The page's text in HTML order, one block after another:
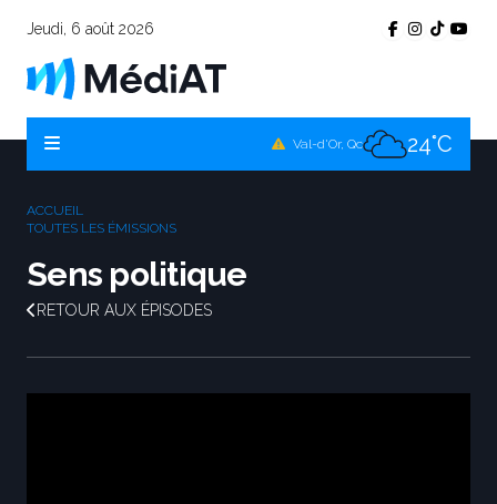
Jeudi, 6 août 2026
Val-d'Or, Qc 24°C
ACCUEIL
TOUTES LES ÉMISSIONS
Sens politique
RETOUR AUX ÉPISODES